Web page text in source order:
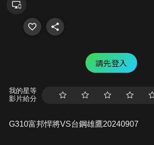
請先登入
我的星等
影片給分
G310富邦悍將VS台鋼雄鷹20240907